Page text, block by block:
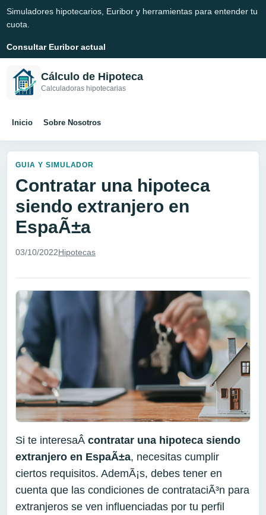
Simuladores hipotecarios, Euribor y herramientas para entender tu
cuota.
Consultar Euribor actual
Cálculo de Hipoteca
Calculadoras hipotecarias
Inicio Sobre Nosotros
GUIA Y SIMULADOR
Contratar una hipoteca
siendo extranjero en
EspaÃ±a
03/10/2022Hipotecas
Si te interesaÂ contratar una hipoteca siendo
extranjero en EspaÃ±a, necesitas cumplir
ciertos requisitos. AdemÃ¡s, debes tener en
cuenta que las condiciones de contrataciÃ³n para
extranjeros se ven influenciadas por tu perfil